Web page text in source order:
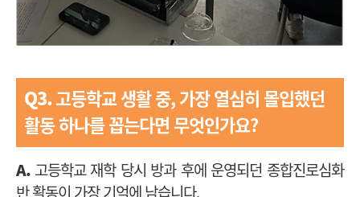
Q3. 고등학교 생활 중, 가장 열심히 몰입했던
활동 하나를 꼽는다면 무엇인가요?
A. 고등학교 재학 당시 방과 후에 운영되던 종합진로심화
반 활동이 가장 기억에 남습니다.